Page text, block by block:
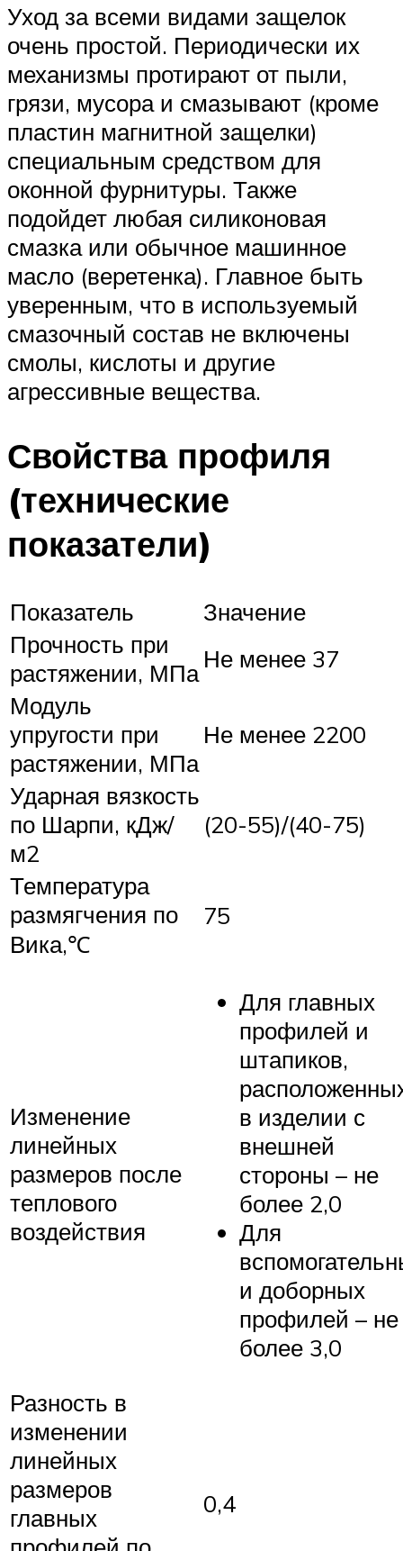
Уход за всеми видами защелок
очень простой. Периодически их
механизмы протирают от пыли,
грязи, мусора и смазывают (кроме
пластин магнитной защелки)
специальным средством для
оконной фурнитуры. Также
подойдет любая силиконовая
смазка или обычное машинное
масло (веретенка). Главное быть
уверенным, что в используемый
смазочный состав не включены
смолы, кислоты и другие
агрессивные вещества.
Свойства профиля
(технические
показатели)
Показатель
Значение
Прочность при
растяжении, МПа Не менее 37
Модуль
упругости при
растяжении, МПа
Не менее 2200
Ударная вязкость
по Шарпи, кДж/
м2
(20-55)/(40-75)
Температура
размягчения по
Вика,℃
75
Изменение
линейных
размеров после
теплового
воздействия
Для главных
профилей и
штапиков,
в изделии с
внешней
стороны – не
более 2,0
Для
и доборных
профилей – не
более 3,0
Разность в
изменении
линейных
размеров
главных
0,4